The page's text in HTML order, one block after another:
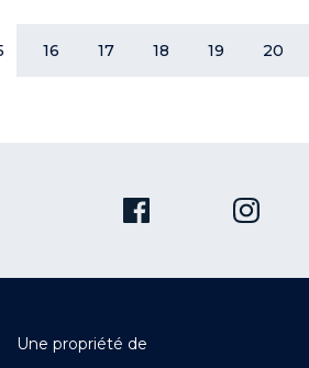
16 17 18 19 20
Une propriété de